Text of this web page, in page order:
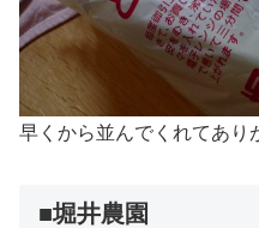
早くから並んでくれてあり
■堀井農園